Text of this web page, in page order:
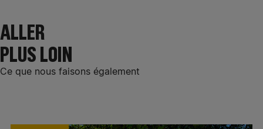
ALLER
PLUS LOIN
Ce que nous faisons également